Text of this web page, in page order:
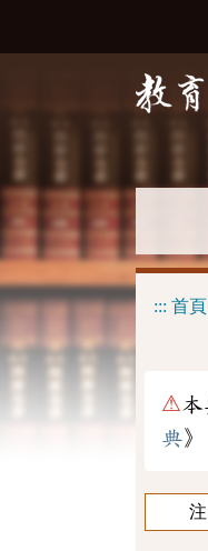
::: 首頁
⚠本
典》